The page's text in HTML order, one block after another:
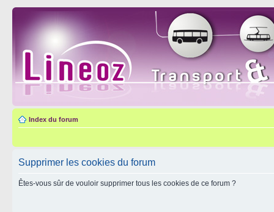
Index du forum
Supprimer les cookies du forum
Êtes-vous sûr de vouloir supprimer tous les cookies de ce forum ?